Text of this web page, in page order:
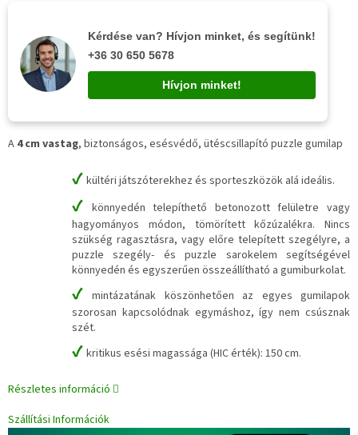
Kérdése van? Hívjon minket, és segítünk!
+36 30 650 5678
Hívjon minket!
A 4 cm vastag, biztonságos, esésvédő, ütéscsillapító puzzle gumilap
✔ kültéri játszóterekhez és sporteszközök alá ideális.
✔ könnyedén telepíthető betonozott felületre vagy
hagyományos módon, tömörített kőzúzalékra. Nincs
szükség ragasztásra, vagy előre telepített szegélyre, a
puzzle szegély- és puzzle sarokelem segítségével
könnyedén és egyszerűen összeállítható a gumiburkolat.
✔mintázatának köszönhetően az egyes gumilapok
szorosan kapcsolódnak egymáshoz, így nem csúsznak
szét.
✔ kritikus esési magassága (HIC érték): 150 cm.
Részletes információ
Szállítási Információk